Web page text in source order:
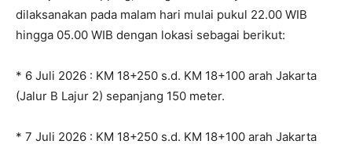
dilaksanakan pada malam hari mulai pukul 22.00 WIB
hingga 05.00 WIB dengan lokasi sebagai berikut:
* 6 Juli 2026 : KM 18+250 s.d. KM 18+100 arah Jakarta
(Jalur B Lajur 2) sepanjang 150 meter.
* 7 Juli 2026 : KM 18+250 s.d. KM 18+100 arah Jakarta